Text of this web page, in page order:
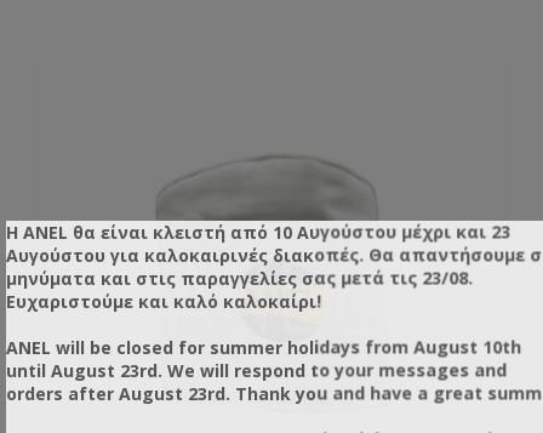
Η ANEL θα είναι κλειστή από 10 Αυγούστου μέχρι και 23
Αυγούστου για καλοκαιρινές διακοπές. Θα απαντήσουμε
μηνύματα και στις παραγγελίες σας μετά τις 23/08.
Ευχαριστούμε και καλό καλοκαίρι!
ANEL will be closed for summer holidays from August 10th
until August 23rd. We will respond to your messages and
orders after August 23rd. Thank you and have a great